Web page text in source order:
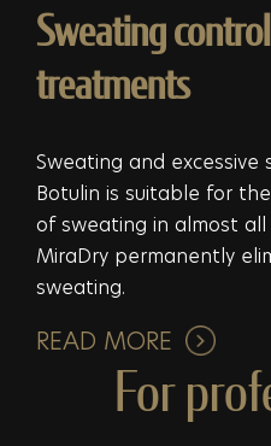
Sweating
treatments
Sweating and
Botulin is suitable for
of sweating in almost
MiraDry permanently
sweating.
READ MORE
For